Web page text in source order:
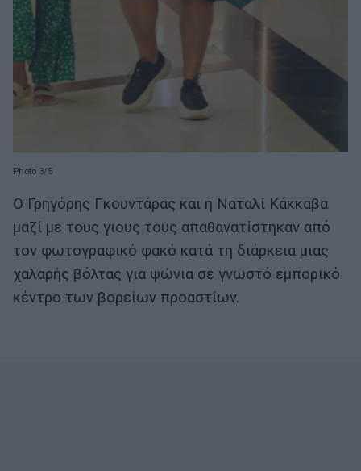
Photo 3/5
Ο Γρηγόρης Γκουντάρας και η Ναταλί Κάκκαβα
μαζί με τους γιους τους απαθανατίστηκαν από
τον φωτογραφικό φακό κατά τη διάρκεια μιας
χαλαρής βόλτας για ψώνια σε γνωστό εμπορικό
κέντρο των βορείων προαστίων.